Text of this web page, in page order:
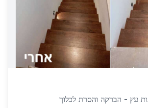
עץ - הברקה והסרת לכלוך